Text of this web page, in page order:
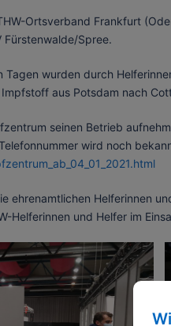
Ortsverband Frankfurt
Fürstenwalde/Spree.
Tagen wurden durch
aus Potsdam nach
seinen Betrieb
wird noch
ehrenamtlichen Helferinnen
Helferinnen und Helfer im